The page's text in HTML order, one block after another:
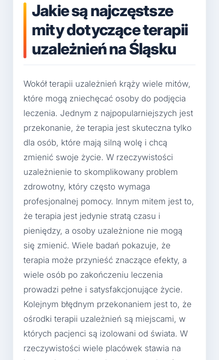
Jakie są najczęstsze
mity dotyczące terapii
uzależnień na Śląsku
Wokół terapii uzależnień krąży wiele mitów,
które mogą zniechęcać osoby do podjęcia
leczenia. Jednym z najpopularniejszych jest
przekonanie, że terapia jest skuteczna tylko
dla osób, które mają silną wolę i chcą
zmienić swoje życie. W rzeczywistości
uzależnienie to skomplikowany problem
zdrowotny, który często wymaga
profesjonalnej pomocy. Innym mitem jest to,
że terapia jest jedynie stratą czasu i
pieniędzy, a osoby uzależnione nie mogą
się zmienić. Wiele badań pokazuje, że
terapia może przynieść znaczące efekty, a
wiele osób po zakończeniu leczenia
prowadzi pełne i satysfakcjonujące życie.
Kolejnym błędnym przekonaniem jest to, że
ośrodki terapii uzależnień są miejscami, w
których pacjenci są izolowani od świata. W
rzeczywistości wiele placówek stawia na